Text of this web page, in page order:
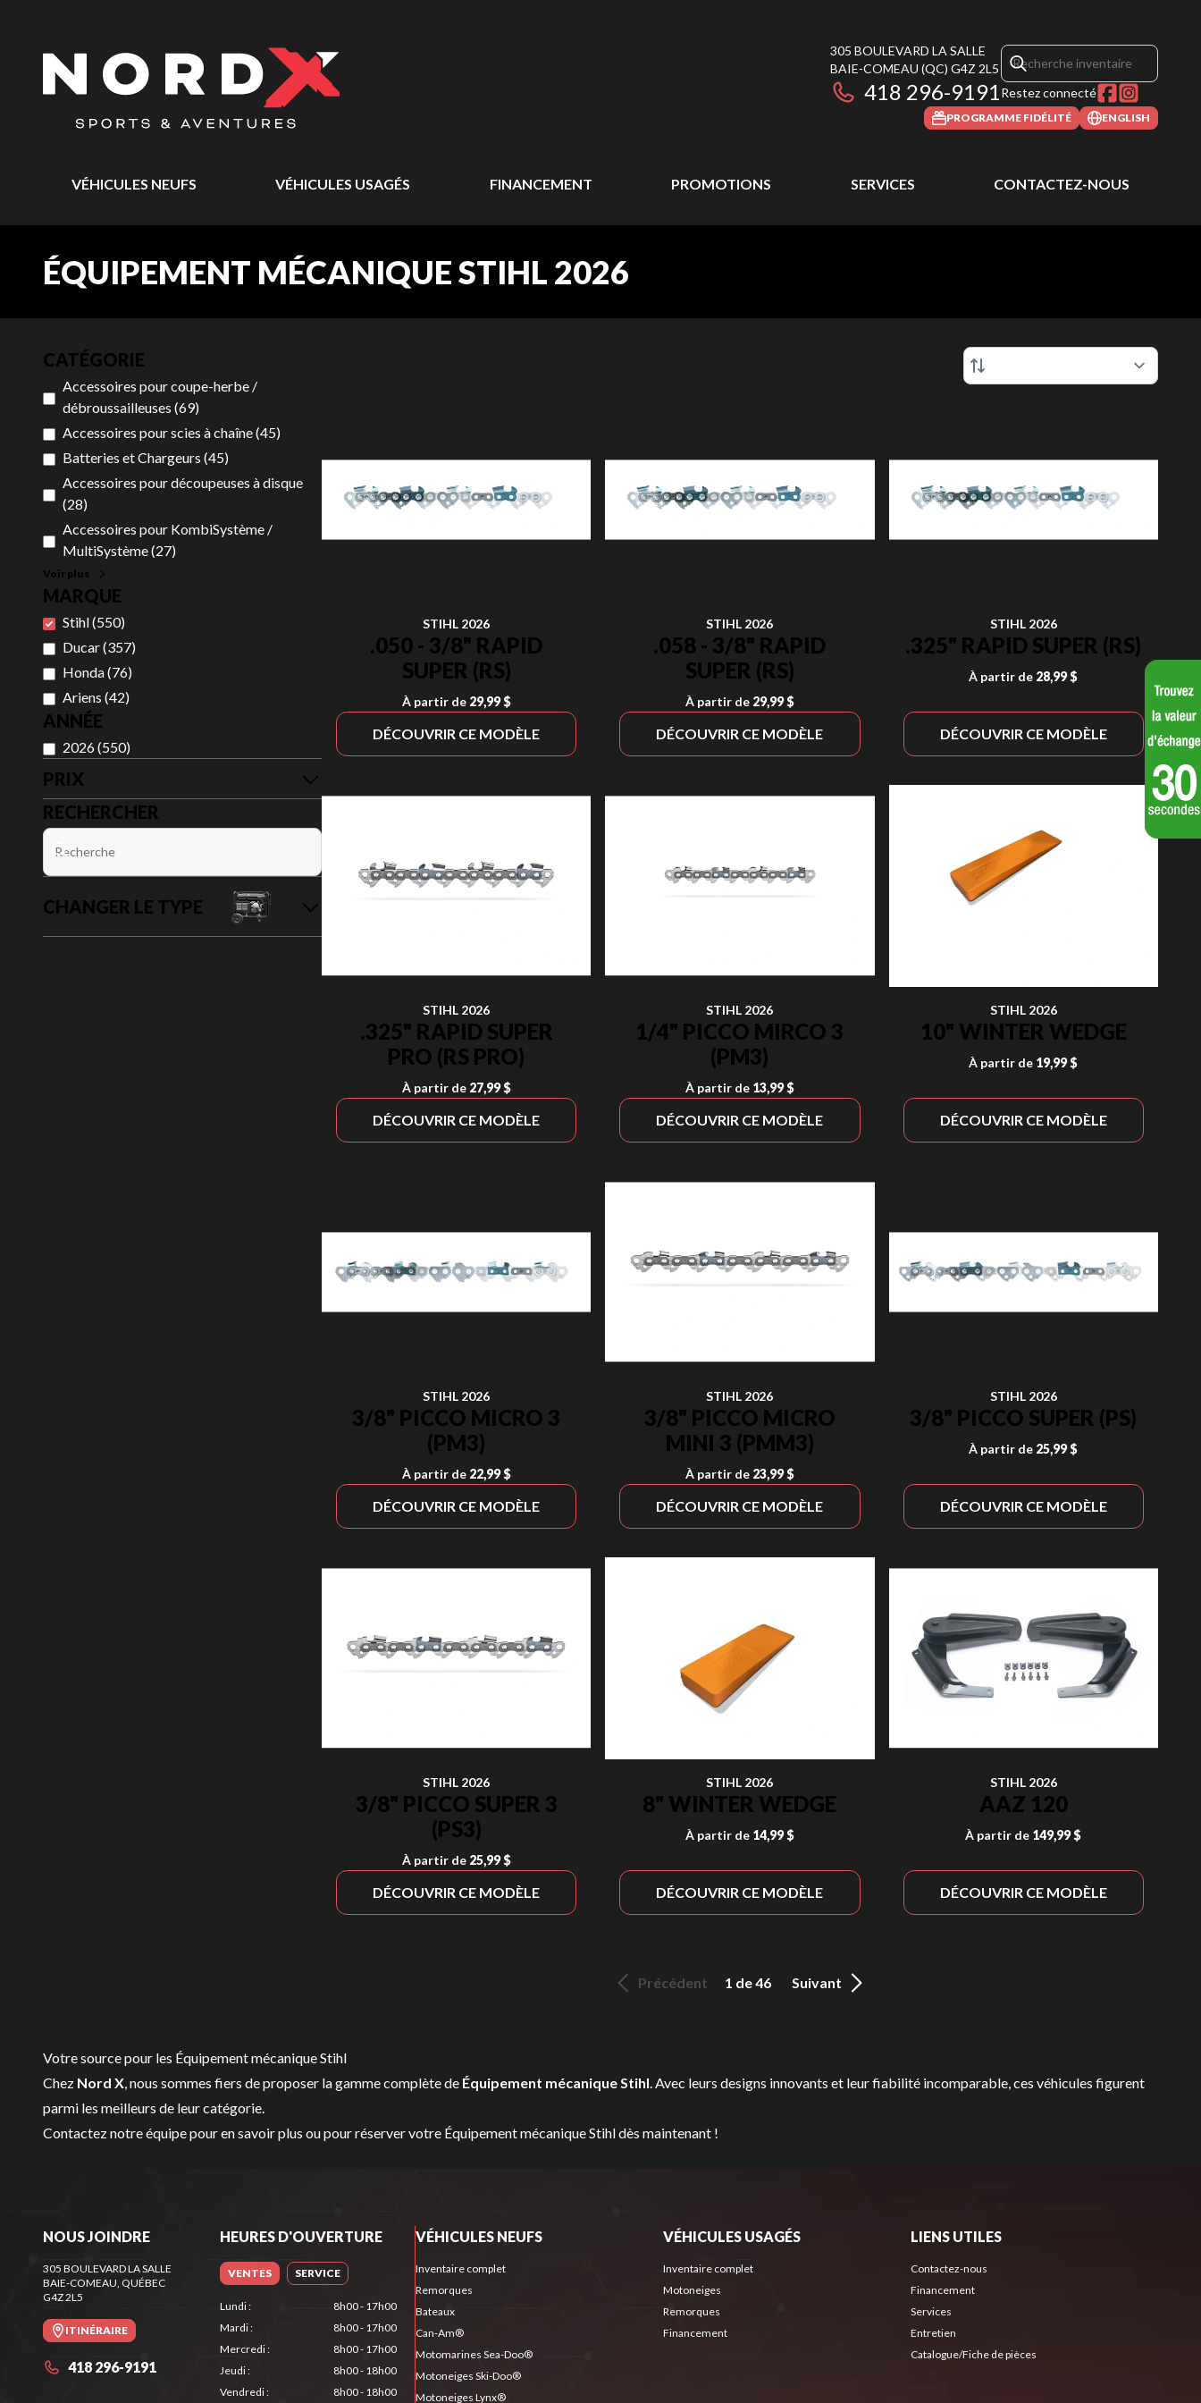
305 BOULEVARD LA SALLE
BAIE-COMEAU (QC) G4Z 2L5
418 296-9191Restez connecté
PROGRAMME FIDÉLITÉ ENGLISH
VÉHICULES NEUFS VÉHICULES USAGÉS FINANCEMENT PROMOTIONS SERVICES CONTACTEZ-NOUS
ÉQUIPEMENT MÉCANIQUE STIHL 2026
CATÉGORIE
Accessoires pour coupe-herbe /
débroussailleuses (69)
Accessoires pour scies à chaîne(45)
Batteries et Chargeurs (45)
Accessoires pour découpeuses à disque
(28)
Accessoires pour KombiSystème /
MultiSystème(27)
Voir plus
MARQUE
Stihl(550)
Ducar(357)
Honda(76)
Ariens (42)
ANNÉE
2026(550)
PRIX
RECHERCHER
CHANGER LE TYPE
STIHL 2026
.050 - 3/8" RAPID
SUPER (RS)
À partir de 29,99 $
DÉCOUVRIR CE MODÈLE
STIHL 2026
.058 - 3/8" RAPID
SUPER (RS)
À partir de 29,99 $
DÉCOUVRIR CE MODÈLE
STIHL 2026
.325" RAPID SUPER (RS)
À partir de 28,99 $
DÉCOUVRIR CE MODÈLE
STIHL 2026
.325" RAPID SUPER
PRO (RS PRO)
À partir de 27,99 $
DÉCOUVRIR CE MODÈLE
STIHL 2026
1/4" PICCO MIRCO 3
(PM3)
À partir de 13,99 $
DÉCOUVRIR CE MODÈLE
STIHL 2026
10" WINTER WEDGE
À partir de 19,99 $
DÉCOUVRIR CE MODÈLE
STIHL 2026
3/8" PICCO MICRO 3
(PM3)
À partir de 22,99 $
DÉCOUVRIR CE MODÈLE
STIHL 2026
3/8" PICCO MICRO
MINI 3 (PMM3)
À partir de 23,99 $
DÉCOUVRIR CE MODÈLE
STIHL 2026
3/8" PICCO SUPER (PS)
À partir de 25,99 $
DÉCOUVRIR CE MODÈLE
STIHL 2026
3/8" PICCO SUPER 3
(PS3)
À partir de 25,99 $
DÉCOUVRIR CE MODÈLE
STIHL 2026
8" WINTER WEDGE
À partir de 14,99 $
DÉCOUVRIR CE MODÈLE
STIHL 2026
AAZ 120
À partir de 149,99 $
DÉCOUVRIR CE MODÈLE
Précédent 1 de 46 Suivant
Votre source pour les Équipement mécanique Stihl
Chez Nord X, nous sommes fiers de proposer la gamme complète de Équipement mécanique Stihl. Avec leurs designs innovants et leur fiabilité incomparable, ces véhicules figurent
parmi les meilleurs de leur catégorie.
Contactez notre équipepour en savoir plus ou pour réserver votre Équipement mécanique Stihl dès maintenant !
NOUS JOINDRE
305 BOULEVARD LA SALLE
BAIE-COMEAU, QUÉBEC
G4Z 2L5
ITINÉRAIRE
418 296-9191
HEURES D'OUVERTURE
VENTES SERVICE
Lundi:
8h00 - 17h00
Mardi:
8h00 - 17h00
Mercredi:
8h00 - 17h00
Jeudi:
8h00 - 18h00
Vendredi: 8h00 - 18h00
VÉHICULES NEUFS
Inventaire complet
Remorques
Bateaux
Can-Am®
Motomarines Sea-Doo®
Motoneiges Ski-Doo®
Motoneiges Lynx®
VÉHICULES USAGÉS
Inventaire complet
Motoneiges
Remorques
Financement
LIENS UTILES
Contactez-nous
Financement
Services
Entretien
Catalogue/Fiche de pièces